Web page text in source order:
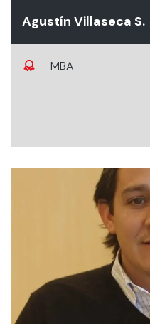
Agustín Villaseca S.
MBA